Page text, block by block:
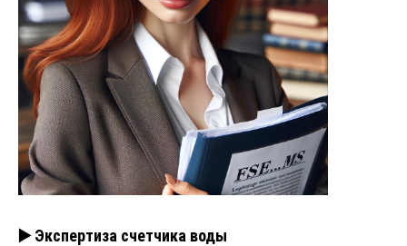
▶️ Экспертиза счетчика воды